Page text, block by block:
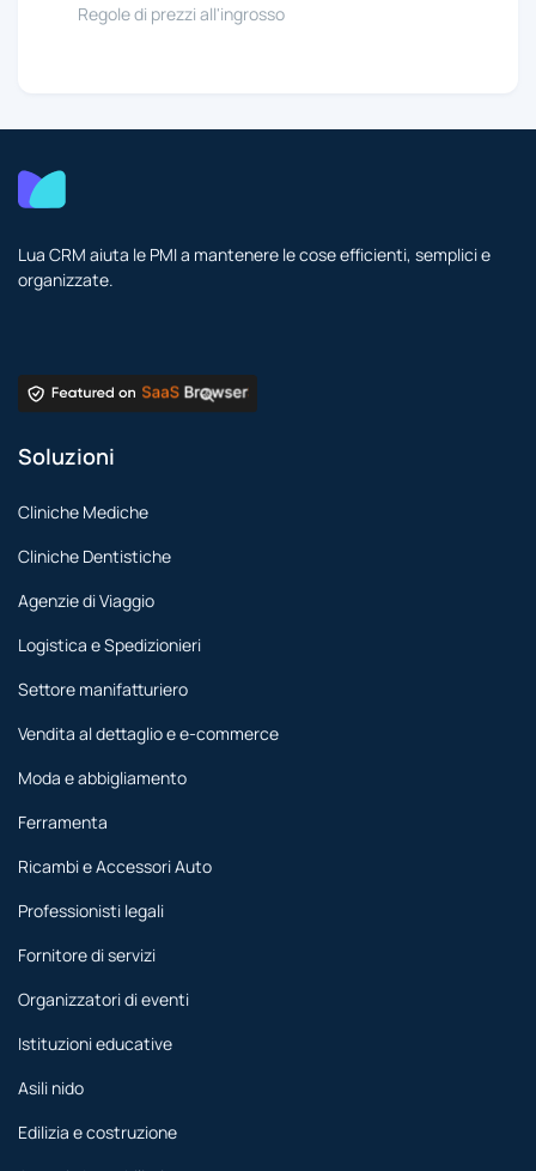
Regole di prezzi all'ingrosso
Lua CRM aiuta le PMI a mantenere le cose efficienti, semplici e
organizzate.
Soluzioni
Cliniche Mediche
Cliniche Dentistiche
Agenzie di Viaggio
Logistica e Spedizionieri
Settore manifatturiero
Vendita al dettaglio e e-commerce
Moda e abbigliamento
Ferramenta
Ricambi e Accessori Auto
Professionisti legali
Fornitore di servizi
Organizzatori di eventi
Istituzioni educative
Asili nido
Edilizia e costruzione